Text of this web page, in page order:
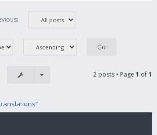
2 posts • Page 1 of1